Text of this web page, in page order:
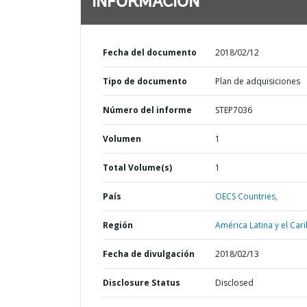
Fecha del documento 2018/02/12
Tipo de documento Plan de adquisiciones
Número del informe STEP7036
Volumen 1
Total Volume(s) 1
País OECS Countries,
Región América Latina y el
Fecha de divulgación 2018/02/13
Disclosure Status Disclosed